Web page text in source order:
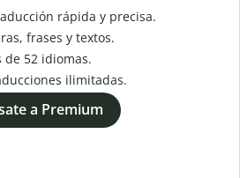
rápida y precisa.
frases y textos.
de 52 idiomas.
ilimitadas.
a Premium